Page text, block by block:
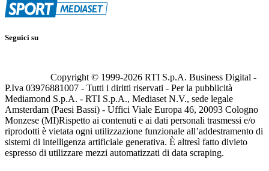
Seguici su
Copyright © 1999-2026 RTI S.p.A. Business Digital -
P.Iva 03976881007 - Tutti i diritti riservati - Per la pubblicità
Mediamond S.p.A. - RTI S.p.A., Mediaset N.V., sede legale
Amsterdam (Paesi Bassi) - Uffici Viale Europa 46, 20093 Cologno
Monzese (MI)Rispetto ai contenuti e ai dati personali trasmessi e/o
riprodotti è vietata ogni utilizzazione funzionale all’addestramento di
sistemi di intelligenza artificiale generativa. È altresì fatto divieto
espresso di utilizzare mezzi automatizzati di data scraping.